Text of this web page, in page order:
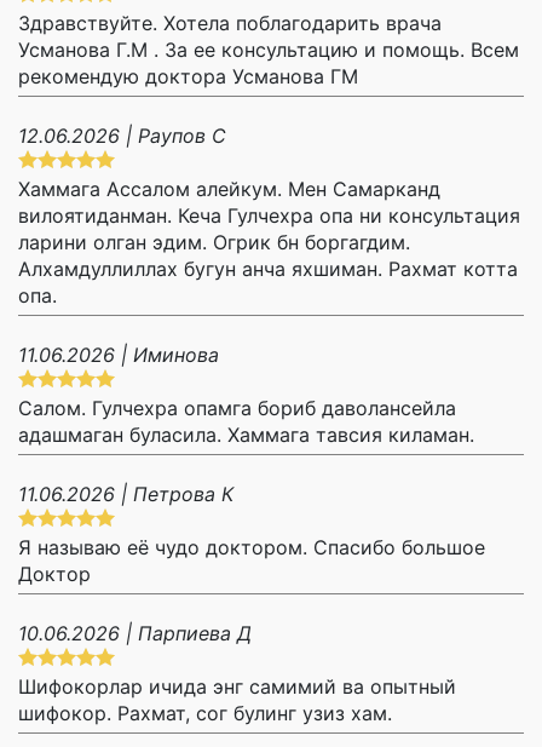
Здравствуйте. Хотела поблагодарить врача
Усманова Г.М . За ее консультацию и помощь. Всем
рекомендую доктора Усманова ГМ
12.06.2026 | Раупов С
Хаммага Ассалом алейкум. Мен Самарканд
вилоятиданман. Кеча Гулчехра опа ни консультация
ларини олган эдим. Огрик бн боргагдим.
Алхамдуллиллах бугун анча яхшиман. Рахмат котта
опа.
11.06.2026 | Иминова
Салом. Гулчехра опамга бориб даволансейла
адашмаган буласила. Хаммага тавсия киламан.
11.06.2026 | Петрова К
Я называю её чудо доктором. Спасибо большое
Доктор
10.06.2026 | Парпиева Д
Шифокорлар ичида энг самимий ва опытный
шифокор. Рахмат, сог булинг узиз хам.